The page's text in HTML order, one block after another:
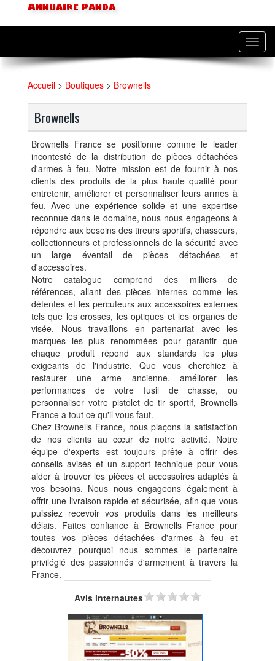
Annuaire Panda
Accueil > Boutiques > Brownells
Brownells
Brownells France se positionne comme le leader
incontesté de la distribution de pièces détachées
d'armes à feu. Notre mission est de fournir à nos
clients des produits de la plus haute qualité pour
entretenir, améliorer et personnaliser leurs armes à
feu. Avec une expérience solide et une expertise
reconnue dans le domaine, nous nous engageons à
répondre aux besoins des tireurs sportifs, chasseurs,
collectionneurs et professionnels de la sécurité avec
un large éventail de pièces détachées et
d'accessoires.
Notre catalogue comprend des milliers de
références, allant des pièces internes comme les
détentes et les percuteurs aux accessoires externes
tels que les crosses, les optiques et les organes de
visée. Nous travaillons en partenariat avec les
marques les plus renommées pour garantir que
chaque produit répond aux standards les plus
exigeants de l'industrie. Que vous cherchiez à
restaurer une arme ancienne, améliorer les
performances de votre fusil de chasse, ou
personnaliser votre pistolet de tir sportif, Brownells
France a tout ce qu'il vous faut.
Chez Brownells France, nous plaçons la satisfaction
de nos clients au cœur de notre activité. Notre
équipe d'experts est toujours prête à offrir des
conseils avisés et un support technique pour vous
aider à trouver les pièces et accessoires adaptés à
vos besoins. Nous nous engageons également à
offrir une livraison rapide et sécurisée, afin que vous
puissiez recevoir vos produits dans les meilleurs
délais. Faites confiance à Brownells France pour
toutes vos pièces détachées d'armes à feu et
découvrez pourquoi nous sommes le partenaire
privilégié des passionnés d'armement à travers la
France.
Avis internautes